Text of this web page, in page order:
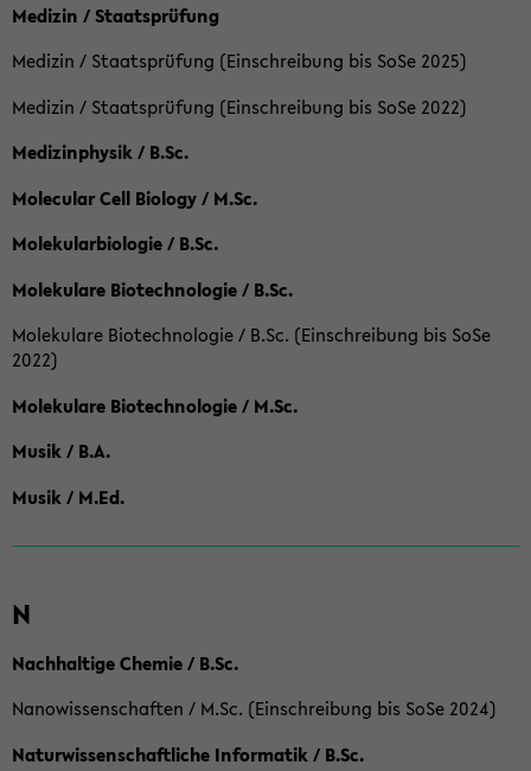
Medizin / Staatsprüfung
Medizin / Staatsprüfung (Einschreibung bis SoSe 2025)
Medizin / Staatsprüfung (Einschreibung bis SoSe 2022)
Medizinphysik / B.Sc.
Molecular Cell Biology / M.Sc.
Molekularbiologie / B.Sc.
Molekulare Biotechnologie / B.Sc.
Molekulare Biotechnologie / B.Sc. (Einschreibung bis SoSe
2022)
Molekulare Biotechnologie / M.Sc.
Musik / B.A.
Musik / M.Ed.
N
Nachhaltige Chemie / B.Sc.
Nanowissenschaften / M.Sc. (Einschreibung bis SoSe 2024)
Naturwissenschaftliche Informatik / B.Sc.